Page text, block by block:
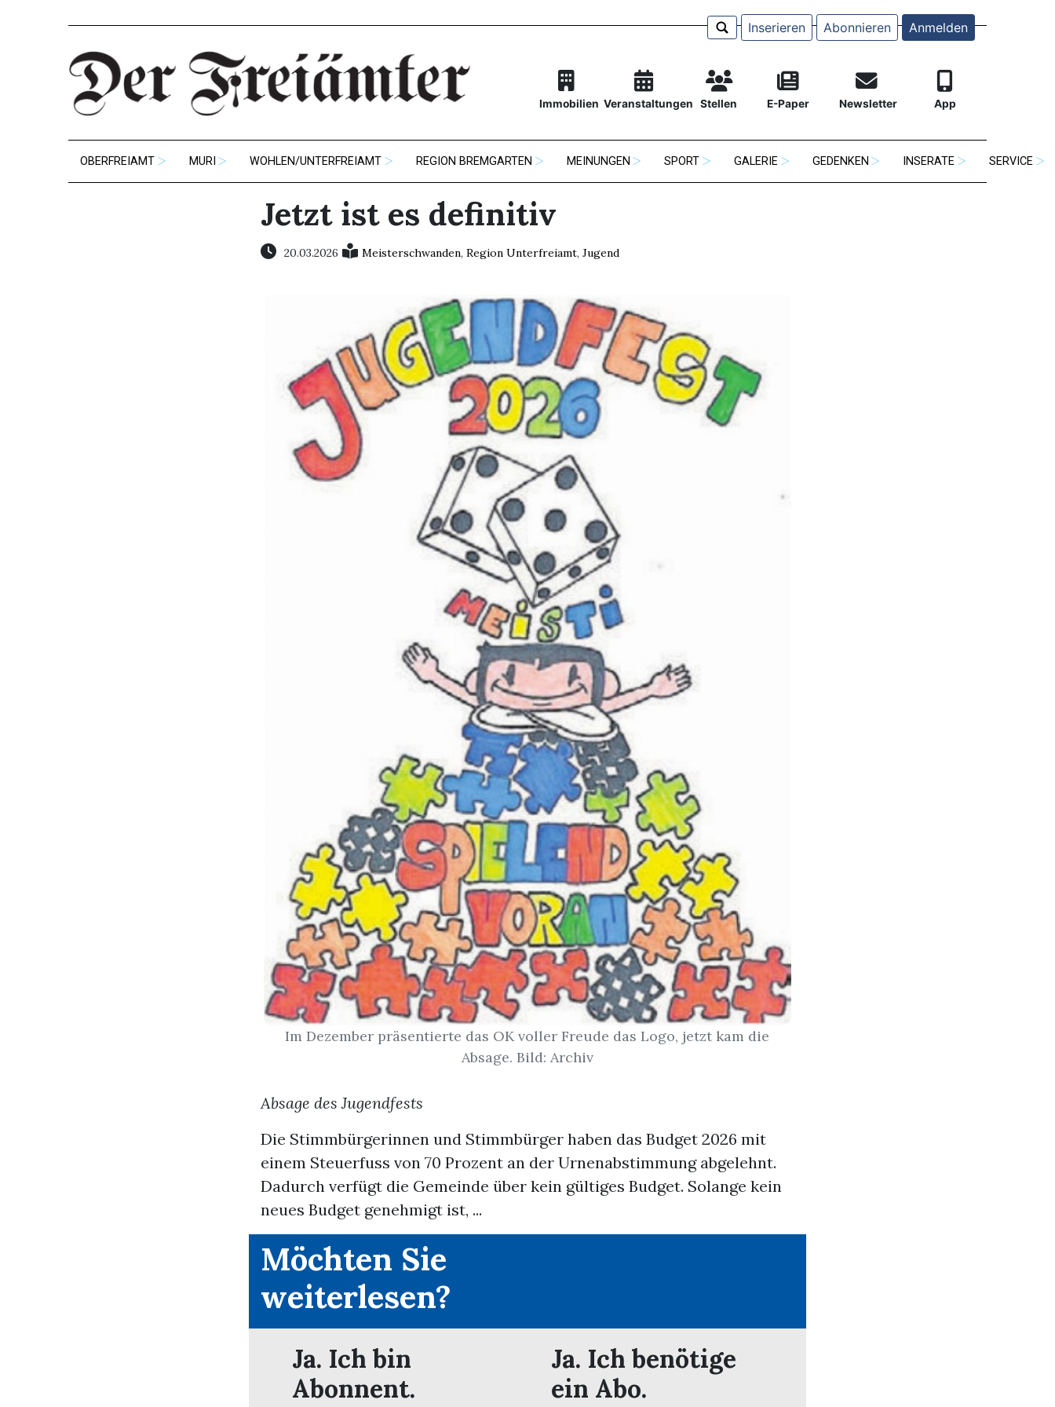
Inserieren Abonnieren Anmelden
Immobilien Veranstaltungen Stellen E-Paper Newsletter App
OBERFREIAMT MURI WOHLEN/UNTERFREIAMT REGION BREMGARTEN MEINUNGEN SPORT GALERIE GEDENKEN INSERATE SERVICE
Jetzt ist es definitiv
20.03.2026 Meisterschwanden, Region Unterfreiamt, Jugend
Im Dezember präsentierte das OK voller Freude das Logo, jetzt kam die
Absage. Bild: Archiv
Absage des Jugendfests
Die Stimmbürgerinnen und Stimmbürger haben das Budget 2026 mit
einem Steuerfuss von 70 Prozent an der Urnenabstimmung abgelehnt.
Dadurch verfügt die Gemeinde über kein gültiges Budget. Solange kein
neues Budget genehmigt ist, ...
Möchten Sie
weiterlesen?
Ja. Ich bin
Abonnent.
Ja. Ich benötige
ein Abo.